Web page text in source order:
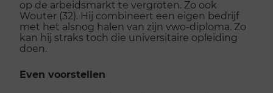
op de arbeidsmarkt te vergroten. Zo ook
Wouter (32). Hij combineert een eigen bedrijf
met het alsnog halen van zijn vwo-diploma. Zo
kan hij straks toch die universitaire opleiding
doen.
Even voorstellen